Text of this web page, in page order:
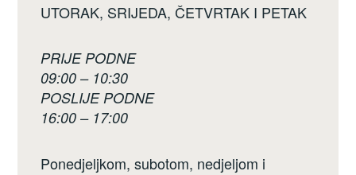
UTORAK, SRIJEDA, ČETVRTAK I PETAK
PRIJE PODNE
09:00 – 10:30
POSLIJE PODNE
16:00 – 17:00
Ponedjeljkom, subotom, nedjeljom i